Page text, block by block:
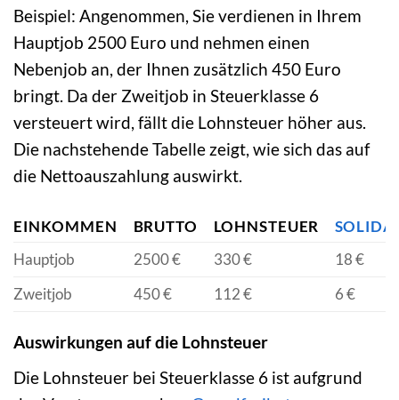
Beispiel: Angenommen, Sie verdienen in Ihrem
Hauptjob 2500 Euro und nehmen einen
Nebenjob an, der Ihnen zusätzlich 450 Euro
bringt. Da der Zweitjob in Steuerklasse 6
versteuert wird, fällt die Lohnsteuer höher aus.
Die nachstehende Tabelle zeigt, wie sich das auf
die Nettoauszahlung auswirkt.
EINKOMMEN BRUTTO LOHNSTEUER
Hauptjob
2500 € 330 €
18 €
Zweitjob
450 € 112 € 6 €
Auswirkungen auf die Lohnsteuer
Die Lohnsteuer bei Steuerklasse 6 ist aufgrund